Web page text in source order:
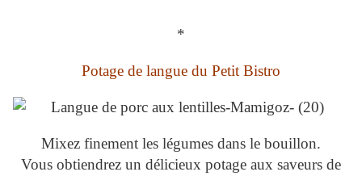
*
Potage de langue du Petit Bistro
Mixez finement les légumes dans le bouillon.
Vous obtiendrez un délicieux potage aux saveurs de